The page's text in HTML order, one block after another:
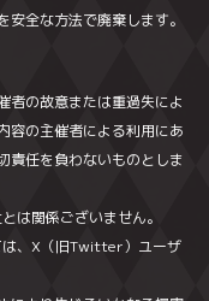
全な方法で廃棄します。
者の故意または重過失によ
容の主催者による利用にあ
責任を負わないものとしま
は関係ございません。
、X（旧Twitter）ユーザ